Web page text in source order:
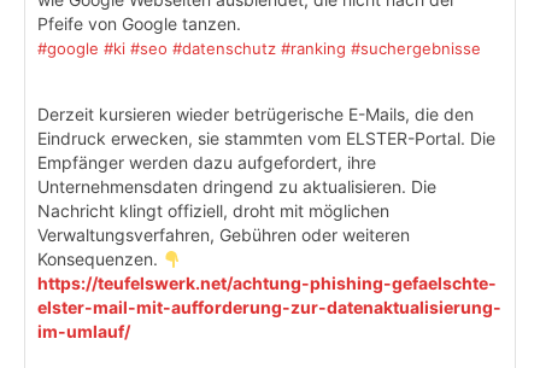
Pfeife von Google tanzen.
#google #ki #seo #datenschutz #ranking #suchergebnisse
Derzeit kursieren wieder betrügerische E-Mails, die den
Eindruck erwecken, sie stammten vom ELSTER-Portal. Die
Empfänger werden dazu aufgefordert, ihre
Unternehmensdaten dringend zu aktualisieren. Die
Nachricht klingt offiziell, droht mit möglichen
Verwaltungsverfahren, Gebühren oder weiteren
Konsequenzen.
https://teufelswerk.net/achtung-phishing-gefaelschte-
elster-mail-mit-aufforderung-zur-datenaktualisierung-
im-umlauf/